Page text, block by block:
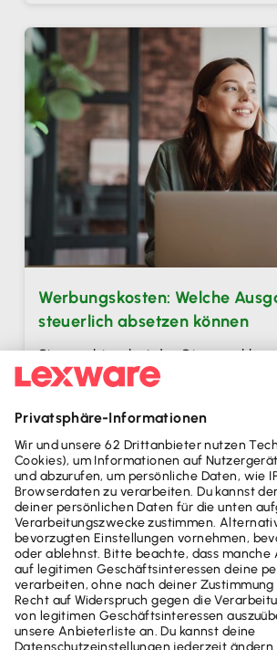
Werbungskosten: Welche
steuerlich absetzen können
Sie möchten bei der
hohe Ausgaben geltend machen,
eignen sich Werbungkosten am
Homeoffice-Pauschale,
Arbeitsmittel – hier erfahren Sie,
Ausgaben Sie in Ihrer
können, um Ihre Steuerlast zu
Weiterlesen